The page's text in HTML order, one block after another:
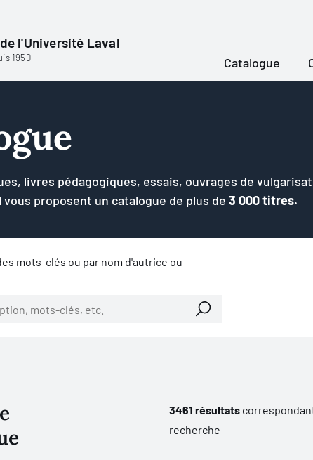
l'Université Laval
1950 Catalogue
livres pédagogiques, essais, ouvrages de
proposent un catalogue de plus de 3 000 titres.
mots-clés ou par nom d'autrice ou
3461 résultats
recherche